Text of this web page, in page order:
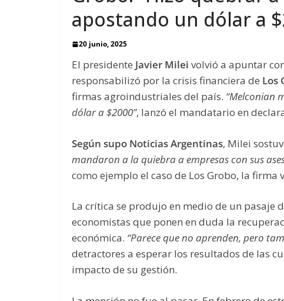
apostando un dólar a
20 junio, 2025
El presidente Javier Milei volvió a apuntar
responsabilizó por la crisis financiera de Los
firmas agroindustriales del país. “Melconian
dólar a $2000”, lanzó el mandatario en
Según supo Noticias Argentinas, Milei
mandaron a la quiebra a empresas con sus
como ejemplo el caso de Los Grobo, la
La crítica se produjo en medio de un pasaje
economistas que ponen en duda la
económica. “Parece que no aprenden, pero
detractores a esperar los resultados de las
impacto de su gestión.